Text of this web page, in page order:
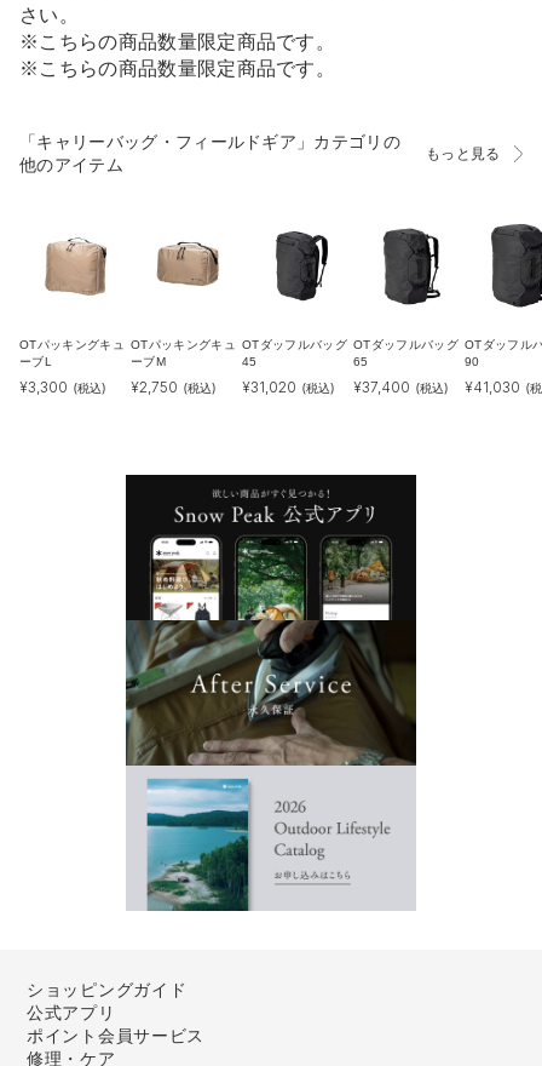
さい。
※こちらの商品数量限定商品です。
※こちらの商品数量限定商品です。
「キャリーバッグ・フィールドギア」カテゴリの
他のアイテム
もっと見る
OTパッキングキュ
ーブL
¥3,300 (税込)
OTパッキングキュ
ーブM
¥2,750 (税込)
OTダッフルバッグ
45
¥31,020 (税込)
OTダッフルバッグ
65
¥37,400 (税込)
OTダッフル
90
¥41,030 (
ショッピングガイド
公式アプリ
ポイント会員サービス
修理・ケア